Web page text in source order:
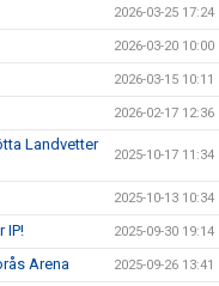
2026-03-25 17:24
2026-03-20 10:00
2026-03-15 10:11
2026-02-17 12:36
Landvetter
2025-10-17 11:34
2025-10-13 10:34
IP! 2025-09-30 19:14
Arena 2025-09-26 13:41